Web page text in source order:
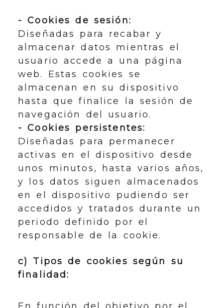
- Cookies de sesión:
Diseñadas para recabar y
almacenar datos mientras el
usuario accede a una página
web. Estas cookies se
almacenan en su dispositivo
hasta que finalice la sesión de
navegación del usuario.
- Cookies persistentes:
Diseñadas para permanecer
activas en el dispositivo desde
unos minutos, hasta varios años,
y los datos siguen almacenados
en el dispositivo pudiendo ser
accedidos y tratados durante un
periodo definido por el
responsable de la cookie.
c) Tipos de cookies según su
finalidad: